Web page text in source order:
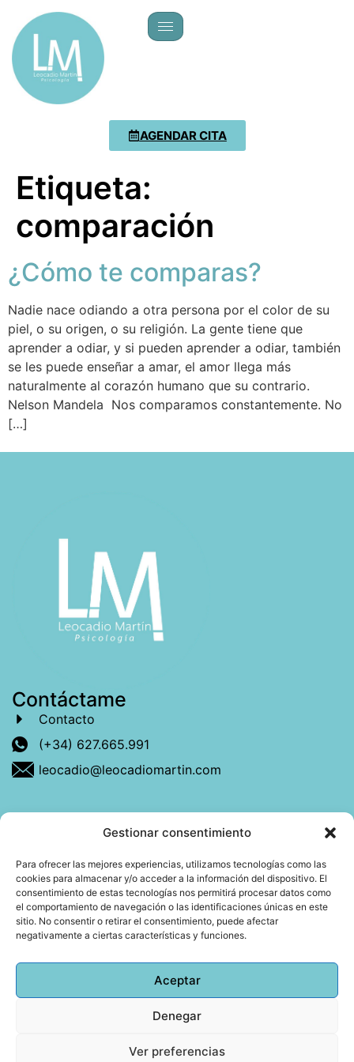
Gestionar consentimiento
Para ofrecer las mejores experiencias, utilizamos tecnologías como las
cookies para almacenar y/o acceder a la información del dispositivo. El
consentimiento de estas tecnologías nos permitirá procesar datos como
el comportamiento de navegación o las identificaciones únicas en este
sitio. No consentir o retirar el consentimiento, puede afectar
negativamente a ciertas características y funciones.
Aceptar
Denegar
Ver preferencias
AGENDAR CITA
Etiqueta:
comparación
¿Cómo te comparas?
Nadie nace odiando a otra persona por el color de su
piel, o su origen, o su religión. La gente tiene que
aprender a odiar, y si pueden aprender a odiar, también
se les puede enseñar a amar, el amor llega más
naturalmente al corazón humano que su contrario.
Nelson Mandela Nos comparamos constantemente. No
[…]
Contáctame
Contacto
(+34) 627.665.991
leocadio@leocadiomartin.com
Descubre más sobre mí
Mi libro: La felicidad: qué ayuda y qué no.
Blog: Reflexiones que conectan
Agendar cita
Leocadio Martín | DiseñoHuub World